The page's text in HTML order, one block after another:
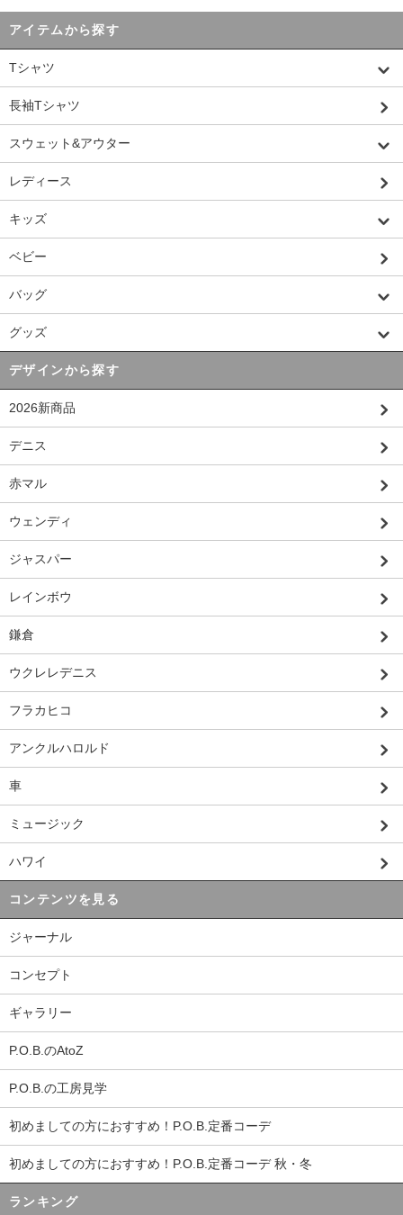
アイテムから探す
Tシャツ
長袖Tシャツ
スウェット&アウター
レディース
キッズ
ベビー
バッグ
グッズ
デザインから探す
2026新商品
デニス
赤マル
ウェンディ
ジャスパー
レインボウ
鎌倉
ウクレレデニス
フラカヒコ
アンクルハロルド
車
ミュージック
ハワイ
コンテンツを見る
ジャーナル
コンセプト
ギャラリー
P.O.B.のAtoZ
P.O.B.の工房見学
初めましての方におすすめ！P.O.B.定番コーデ
初めましての方におすすめ！P.O.B.定番コーデ 秋・冬
ランキング